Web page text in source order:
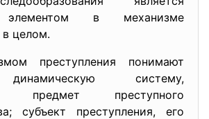
элементом в механизме
в целом.
преступления понимают
систему,
предмет преступного
субъект преступления, его